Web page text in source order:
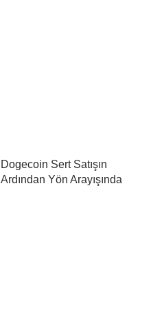
Dogecoin Sert Satışın
Ardından Yön Arayışında